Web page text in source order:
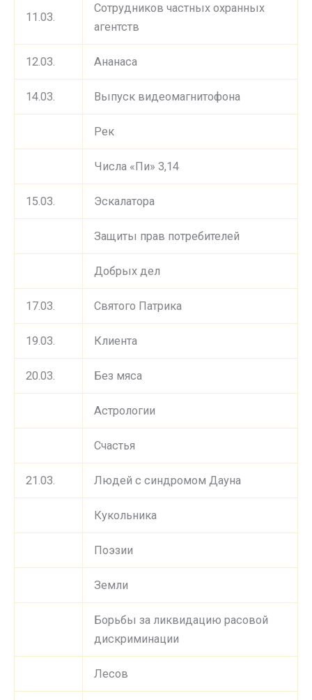
11.03.
Сотрудников частных охранных
агентств
12.03. Ананаса
14.03. Выпуск видеомагнитофона
Рек
Числа «Пи» 3,14
15.03. Эскалатора
Защиты прав потребителей
Добрых дел
17.03. Святого Патрика
19.03. Клиента
20.03. Без мяса
Астрологии
Счастья
21.03. Людей с синдромом Дауна
Кукольника
Поэзии
Земли
Борьбы за ликвидацию расовой
дискриминации
Лесов